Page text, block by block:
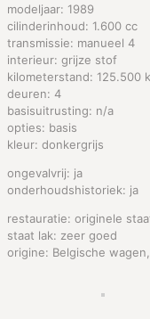
modeljaar: 1989
cilinderinhoud: 1.600 cc
transmissie: manueel 4
interieur: grijze stof
kilometerstand: 125.500
deuren: 4
basisuitrusting: n/a
opties: basis
kleur: donkergrijs
ongevalvrij: ja
onderhoudshistoriek: ja
restauratie: originele
staat lak: zeer goed
origine: Belgische